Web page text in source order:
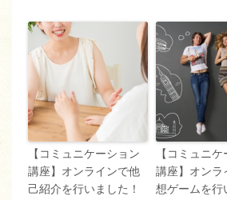
【コミュニケーション
講座】オンラインで他
己紹介を行いました！
【コミュニ
講座】オンラ
想ゲームを行